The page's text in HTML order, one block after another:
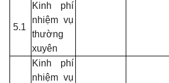
5.1
Kinh phí
nhiệm vụ
thường
xuyên
Kinh phí
nhiệm vụ